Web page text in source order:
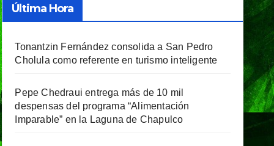
Última Hora
Tonantzin Fernández consolida a San Pedro
Cholula como referente en turismo inteligente
Pepe Chedraui entrega más de 10 mil
despensas del programa “Alimentación
Imparable” en la Laguna de Chapulco